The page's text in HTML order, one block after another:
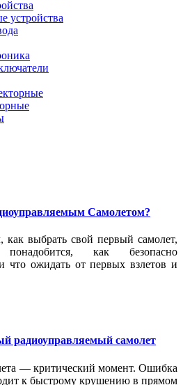
устройства
Самолетом?
выбрать свой первый самолет,
как безопасно
что ожидать от первых взлетов и
радиоуправляемый самолет
— критический момент. Ошибка
к быстрому крушению в прямом